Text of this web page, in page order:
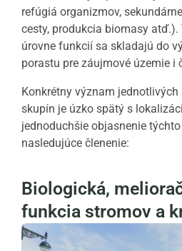
refúgiá organizmov,
cesty, produkcia biomasy
úrovne funkcií sa skladajú do
porastu pre záujmové územie i
Konkrétny význam
skupín je úzko spätý s
jednoduchšie objasnenie
nasledujúce členenie:
Biologická,
funkcia stromov a